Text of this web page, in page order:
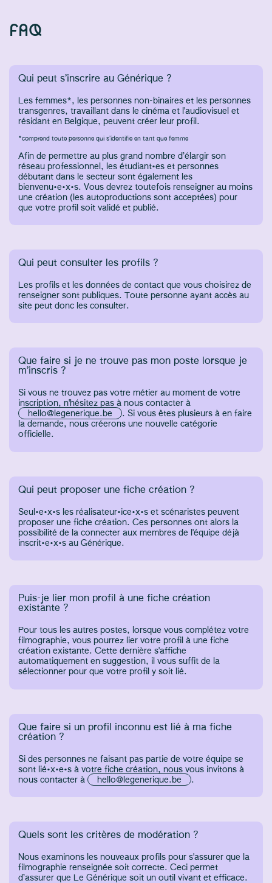
FAQ
Qui peut s’inscrire au Générique ?
Les femmes*, les personnes non-binaires et les personnes
transgenres, travaillant dans le cinéma et l'audiovisuel et
résidant en Belgique, peuvent créer leur profil.
*comprend toute personne qui s’identifie en tant que femme
Afin de permettre au plus grand nombre d’élargir son
réseau professionnel, les étudiant·es et personnes
débutant dans le secteur sont également les
bienvenu·e·x·s. Vous devrez toutefois renseigner au moins
une création (les autoproductions sont acceptées) pour
que votre profil soit validé et publié.
Qui peut consulter les profils ?
Les profils et les données de contact que vous choisirez de
renseigner sont publiques. Toute personne ayant accès au
site peut donc les consulter.
Que faire si je ne trouve pas mon poste lorsque je
m’inscris ?
Si vous ne trouvez pas votre métier au moment de votre
inscription, n'hésitez pas à nous contacter à
hello@legenerique.be
. Si vous êtes plusieurs à en faire
la demande, nous créerons une nouvelle catégorie
officielle.
Qui peut proposer une fiche création ?
Seul·e·x·s les réalisateur·ice·x·s et scénaristes peuvent
proposer une fiche création. Ces personnes ont alors la
possibilité de la connecter aux membres de l'équipe déjà
inscrit·e·x·s au Générique.
Puis-je lier mon profil à une fiche création
existante ?
Pour tous les autres postes, lorsque vous complétez votre
filmographie, vous pourrez lier votre profil à une fiche
création existante. Cette dernière s'affiche
automatiquement en suggestion, il vous suffit de la
sélectionner pour que votre profil y soit lié.
Que faire si un profil inconnu est lié à ma fiche
création ?
Si des personnes ne faisant pas partie de votre équipe se
sont lié·x·e·s à votre fiche création, nous vous invitons à
nous contacter à
hello@legenerique.be .
Quels sont les critères de modération ?
Nous examinons les nouveaux profils pour s'assurer que la
filmographie renseignée soit correcte. Ceci permet
d’assurer que Le Générique soit un outil vivant et efficace.